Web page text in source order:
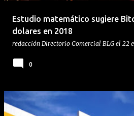
Estudio matemático sugiere
dolares en 2018
redacción Directorio Comercial BLG el 22
0